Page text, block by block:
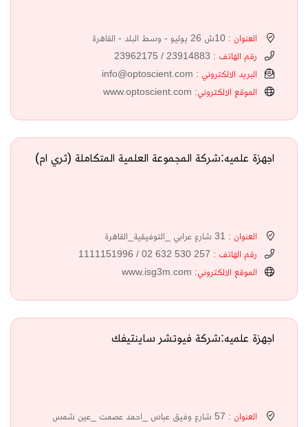
العنوان : 10ش 26 يوليو - وسط البلد - القاهرة
رقم الهاتف : 23914883 / 23962175
البريد الالكتروني : info@optoscient.com
الموقع الالكتروني: www.optoscient.com
اجهزة علميه:شركة المجموعة العلمية المتكاملة (ثري ام)
العنوان : 31 شارع عرابي _التوفيقية_القاهرة
رقم الهاتف : 257 530 632 02 / 1111151996
الموقع الالكتروني: www.isg3m.com
اجهزة علميه:شركة فيوتشر ساينتيفك
العنوان :
57 شارع وفيق عباس _احمد عصمت _عين شمس